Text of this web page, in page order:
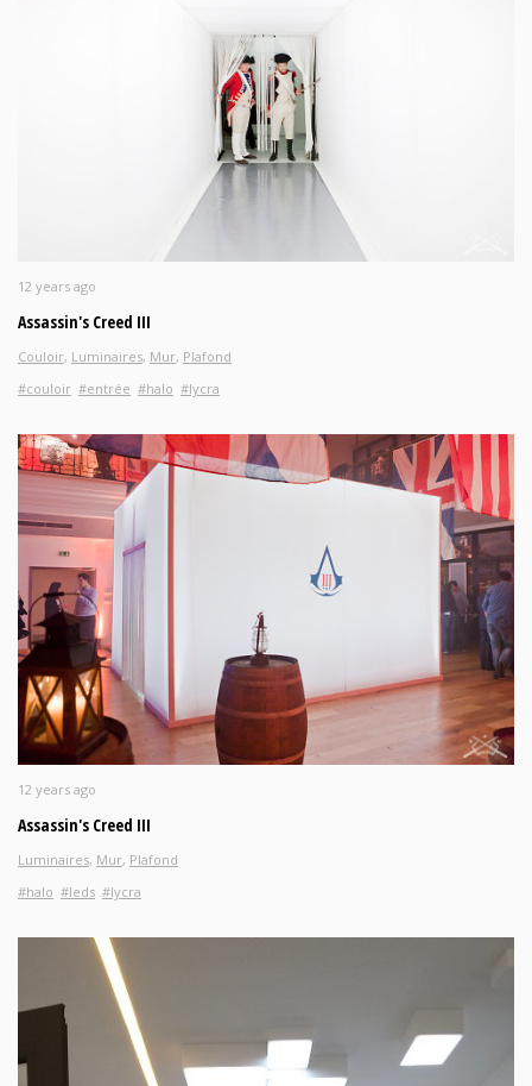
12 years ago
Assassin's Creed III
Couloir, Luminaires, Mur, Plafond
#couloir #entrée #halo #lycra
12 years ago
Assassin's Creed III
Luminaires, Mur, Plafond
#halo #leds #lycra